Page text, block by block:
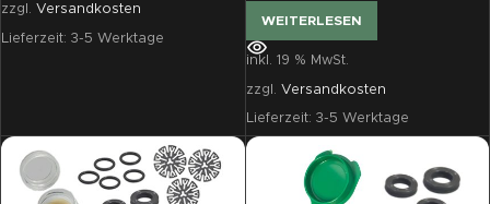
zzgl. Versandkosten
Lieferzeit: 3-5 Werktage
WEITERLESEN
inkl. 19 % MwSt.
zzgl. Versandkosten
Lieferzeit: 3-5 Werktage